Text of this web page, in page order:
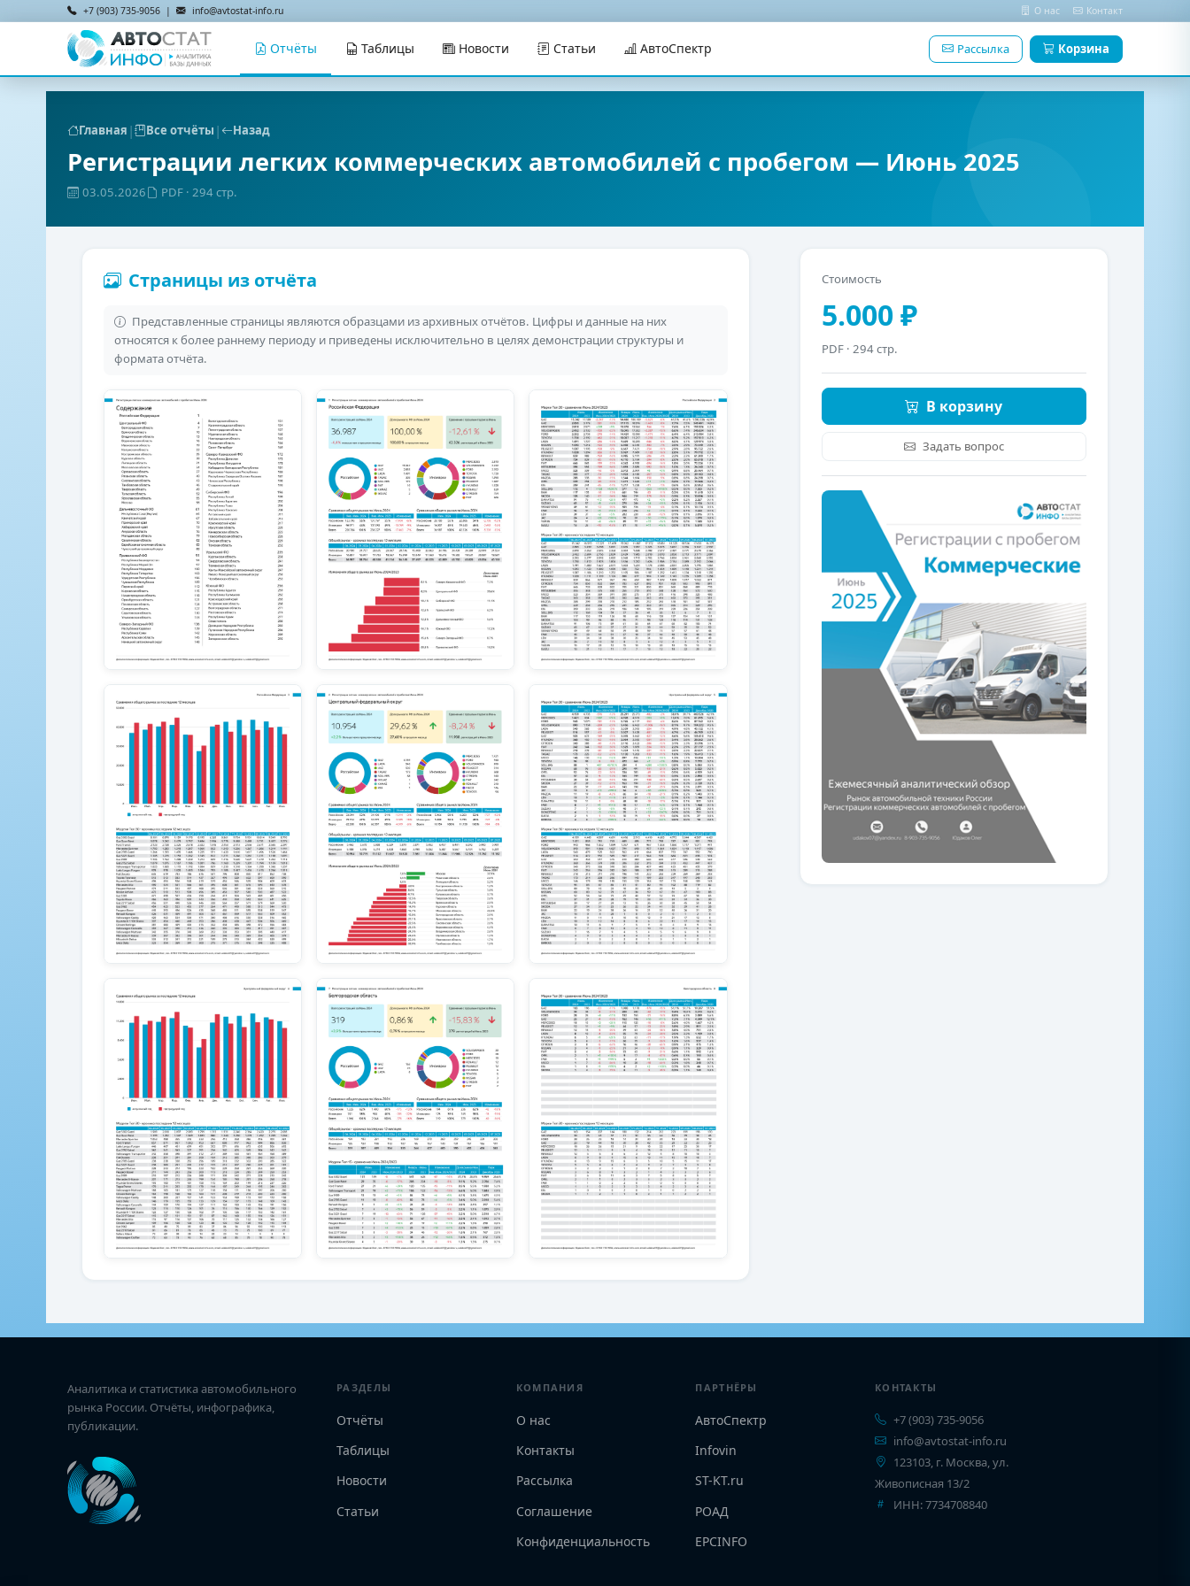
+7 (903) 735-9056 | info@avtostat-info.ru О нас Контакт
Отчёты Таблицы Новости Статьи АвтоСпектр Рассылка Корзина
Главная | Все отчёты | Назад
Регистрации легких коммерческих автомобилей с пробегом — Июнь 2025
03.05.2026 PDF · 294 стр.
Страницы из отчёта
Представленные страницы являются образцами из архивных отчётов. Цифры и данные на них
относятся к более раннему периоду и приведены исключительно в целях демонстрации структуры и
формата отчёта.
Стоимость
5.000 ₽
PDF · 294 стр.
В корзину
Задать вопрос
Аналитика и статистика автомобильного
рынка России. Отчёты, инфографика,
публикации.
РАЗДЕЛЫ
Отчёты
Таблицы
Новости
Статьи
КОМПАНИЯ
О нас
Контакты
Рассылка
Соглашение
Конфиденциальность
ПАРТНЁРЫ
АвтоСпектр
Infovin
ST-KT.ru
РОАД
EPCINFO
КОНТАКТЫ
+7 (903) 735-9056
info@avtostat-info.ru
123103, г. Москва, ул.
Живописная 13/2
ИНН: 7734708840